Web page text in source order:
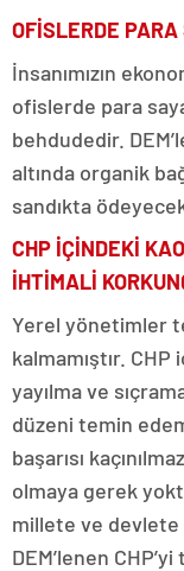
OFİSLERDE PARA
İnsanımızın
ofislerde para
behdudedir.
altında organik
sandıkta
CHP İÇİNDEKİ
İHTİMALİ
Yerel yönetimler
kalmamıştır.
yayılma ve
düzeni temin
başarısı
olmaya gerek
millete ve devlete
DEM’lenen